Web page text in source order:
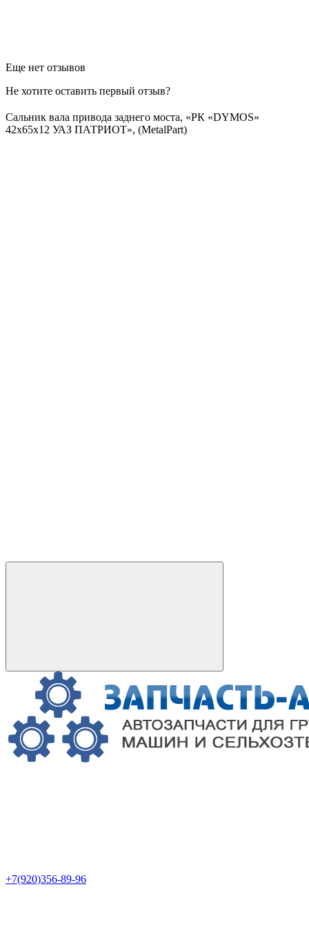
Еще нет отзывов
Не хотите оставить первый отзыв?
Сальник вала привода заднего моста, «РК «DYMOS»
42х65х12 УАЗ ПАТРИОТ», (MetalPart)
+7(920)356-89-96